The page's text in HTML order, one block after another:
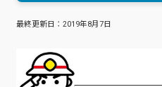
最終更新日： 2019年8月7日